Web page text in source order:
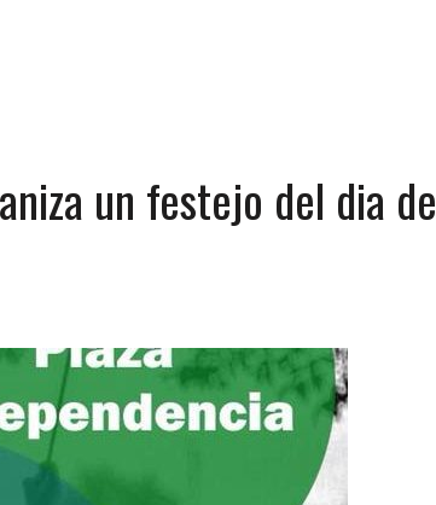
un festejo del dia de